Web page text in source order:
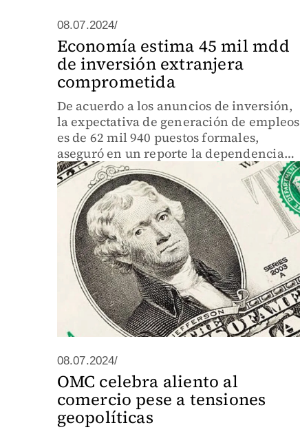
08.07.2024/
Economía estima 45 mil mdd
de inversión extranjera
comprometida
De acuerdo a los anuncios de inversión,
la expectativa de generación de empleos
es de 62 mil 940 puestos formales,
aseguró en un reporte la dependencia
federal.
08.07.2024/
OMC celebra aliento al
comercio pese a tensiones
geopolíticas